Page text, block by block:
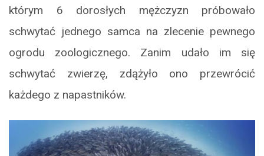
którym 6 dorosłych mężczyzn próbowało
schwytać jednego samca na zlecenie pewnego
ogrodu zoologicznego. Zanim udało im się
schwytać zwierzę, zdążyło ono przewrócić
każdego z napastników.